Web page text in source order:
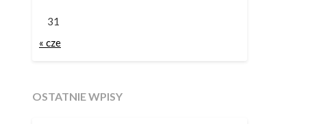
31
« cze
OSTATNIE WPISY